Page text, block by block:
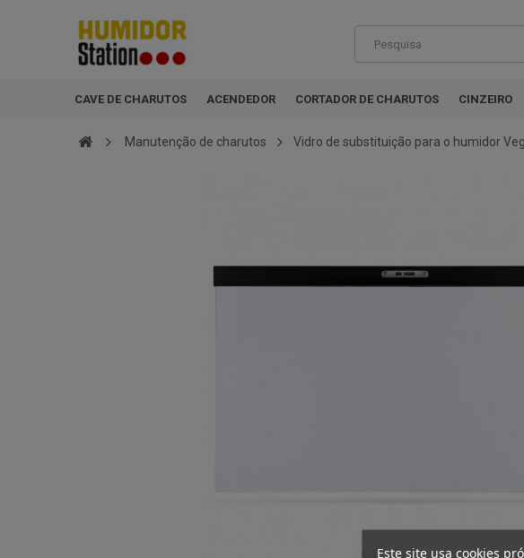
CAVE DE CHARUTOS ACENDEDOR CORTADOR DE CHARUTOS CINZEIRO
Este site usa cookies
Manutenção de charutos Vidro de substituição para o humidor